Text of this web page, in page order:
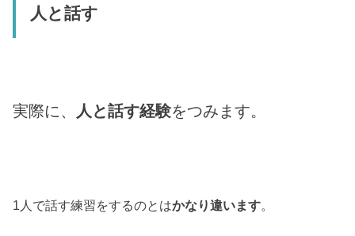
人と話す
実際に、 人と話す経験をつみます。
1人で話す練習をするのとはかなり違います。